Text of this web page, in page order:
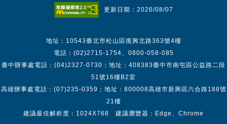
更新日期：2026/08/07
地址：10543臺北市松山區復興北路363號4樓
電話：(02)2715-1754、0800-058-085
臺中辦事處電話：(04)2327-0730；地址：408383臺中市南屯區公益路二段
51號16樓B2室
高雄辦事處電話：(07)235-0359；地址：800008高雄市新興區六合路188號
21樓
建議最佳解析度：1024X768 建議瀏覽器：Edge、Chrome